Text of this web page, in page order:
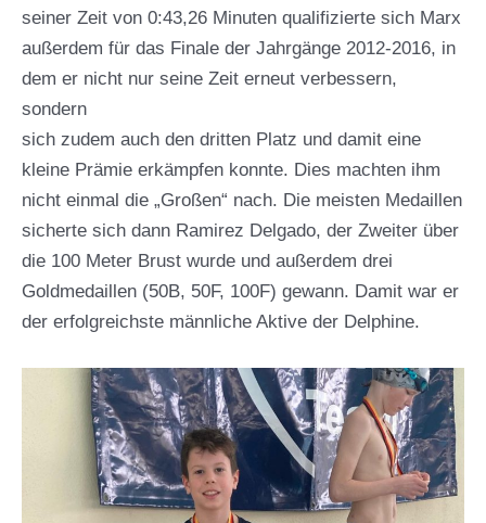
seiner Zeit von 0:43,26 Minuten qualifizierte sich Marx
außerdem für das Finale der Jahrgänge 2012-2016, in
dem er nicht nur seine Zeit erneut verbessern,
sondern
sich zudem auch den dritten Platz und damit eine
kleine Prämie erkämpfen konnte. Dies machten ihm
nicht einmal die „Großen“ nach. Die meisten Medaillen
sicherte sich dann Ramirez Delgado, der Zweiter über
die 100 Meter Brust wurde und außerdem drei
Goldmedaillen (50B, 50F, 100F) gewann. Damit war er
der erfolgreichste männliche Aktive der Delphine.